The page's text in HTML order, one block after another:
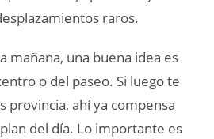
base en una zona que te
bien conectado con el paseo
la escapada es corta,
mucho más de lo que